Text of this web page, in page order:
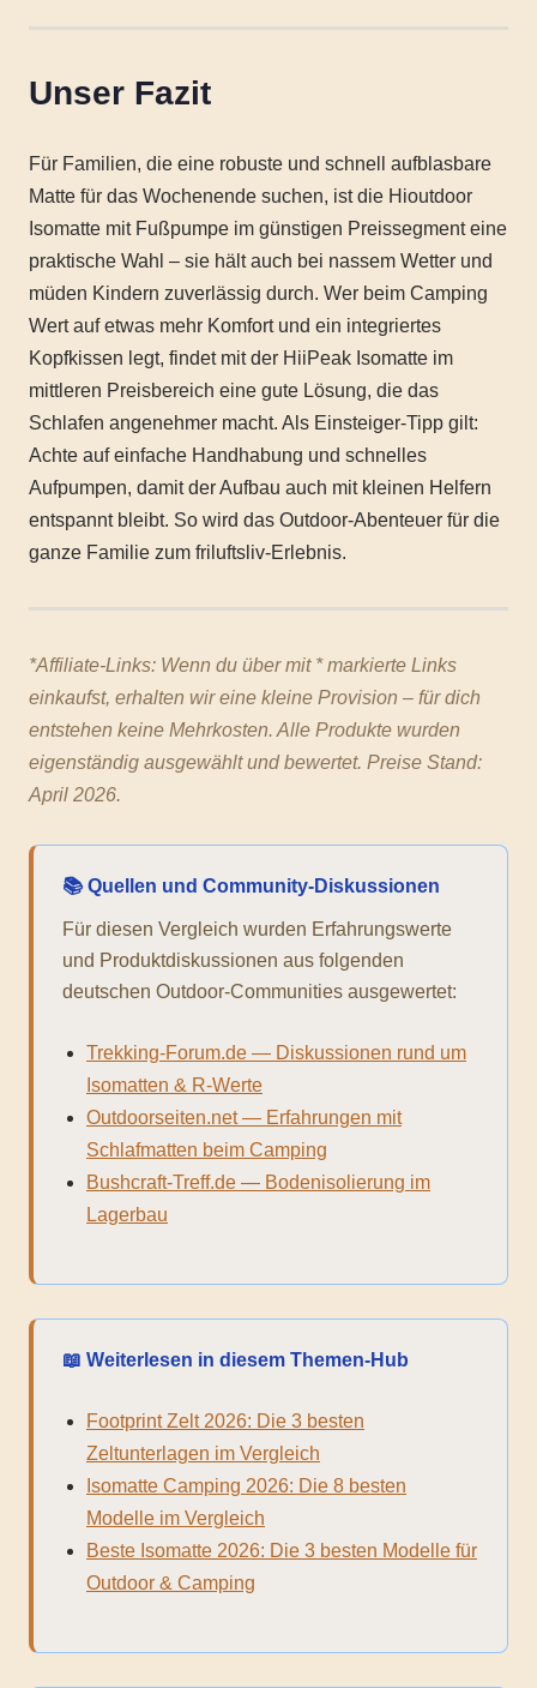
Unser Fazit
Für Familien, die eine robuste und schnell aufblasbare
Matte für das Wochenende suchen, ist die Hioutdoor
Isomatte mit Fußpumpe im günstigen Preissegment eine
praktische Wahl – sie hält auch bei nassem Wetter und
müden Kindern zuverlässig durch. Wer beim Camping
Wert auf etwas mehr Komfort und ein integriertes
Kopfkissen legt, findet mit der HiiPeak Isomatte im
mittleren Preisbereich eine gute Lösung, die das
Schlafen angenehmer macht. Als Einsteiger-Tipp gilt:
Achte auf einfache Handhabung und schnelles
Aufpumpen, damit der Aufbau auch mit kleinen Helfern
entspannt bleibt. So wird das Outdoor-Abenteuer für die
ganze Familie zum friluftsliv-Erlebnis.
*Affiliate-Links: Wenn du über mit * markierte Links
einkaufst, erhalten wir eine kleine Provision – für dich
entstehen keine Mehrkosten. Alle Produkte wurden
eigenständig ausgewählt und bewertet. Preise Stand:
April 2026.
📚 Quellen und Community-Diskussionen
Für diesen Vergleich wurden Erfahrungswerte
und Produktdiskussionen aus folgenden
deutschen Outdoor-Communities ausgewertet:
Trekking-Forum.de — Diskussionen rund um
Isomatten & R-Werte
Outdoorseiten.net — Erfahrungen mit
Schlafmatten beim Camping
Bushcraft-Treff.de — Bodenisolierung im
Lagerbau
📖 Weiterlesen in diesem Themen-Hub
Footprint Zelt 2026: Die 3 besten
Zeltunterlagen im Vergleich
Isomatte Camping 2026: Die 8 besten
Modelle im Vergleich
Beste Isomatte 2026: Die 3 besten Modelle für
Outdoor & Camping